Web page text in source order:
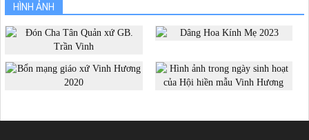
HÌNH ẢNH